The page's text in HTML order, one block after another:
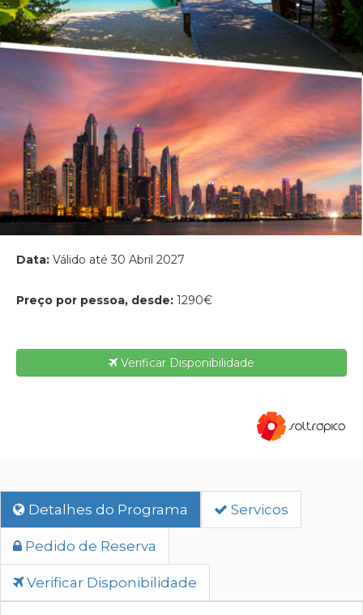
Data: Válido até 30 Abril 2027
Preço por pessoa, desde: 1290€
Verificar Disponibilidade
Detalhes do Programa Servicos
Pedido de Reserva
Verificar Disponibilidade